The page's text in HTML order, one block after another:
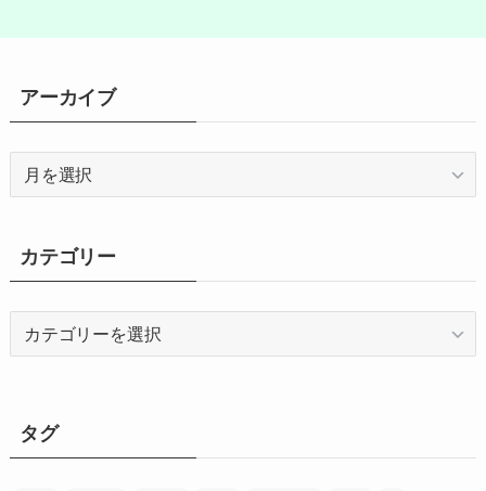
アーカイブ
ブ
カテゴリー
ータグ